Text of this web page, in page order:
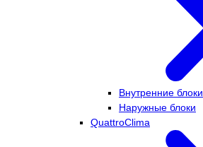
Внутренние блоки
Наружные блоки
QuattroClima